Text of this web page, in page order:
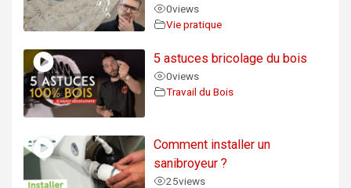
0views
Vie pratique
5 astuces bricolage du bois
0views
Travail du Bois
Comment installer un
sanibroyeur ?
25views